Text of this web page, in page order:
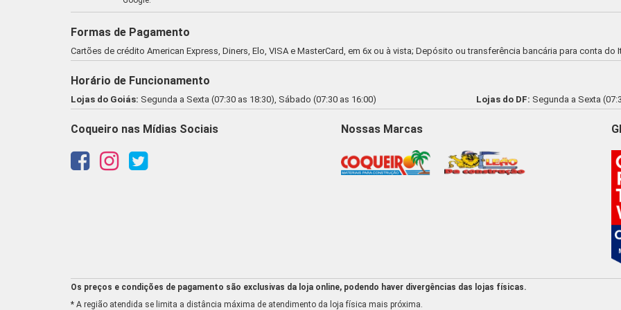
Formas de Pagamento
Cartões de crédito American Express, Diners, Elo, VISA e MasterCard, em 6x ou à vista; Depósito ou transferência bancária para conta
Horário de Funcionamento
Lojas do Goiás: Segunda a Sexta (07:30 as 18:30), Sábado (07:30 as 16:00) Lojas do DF: Segunda a Sexta
Coqueiro nas Mídias Sociais Nossas Marcas
Os preços e condições de pagamento são exclusivas da loja online, podendo haver divergências das lojas físicas.
* A região atendida se limita a distância máxima de atendimento da loja física mais próxima.